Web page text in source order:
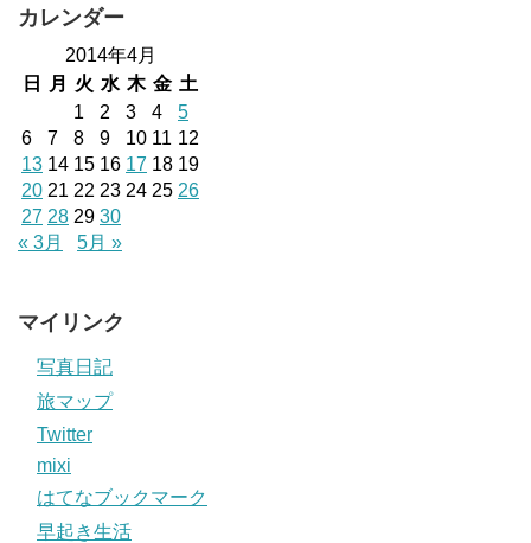
カレンダー
2014年4月
日
月 火 水 木 金 土
1
2 3 4
5
6
7 8 9 10 11 12
13 14 15 16 17 18 19
20 21 22 23 24 25 26
27 28 29 30
« 3月
5月 »
マイリンク
写真日記
旅マップ
Twitter
mixi
はてなブックマーク
早起き生活